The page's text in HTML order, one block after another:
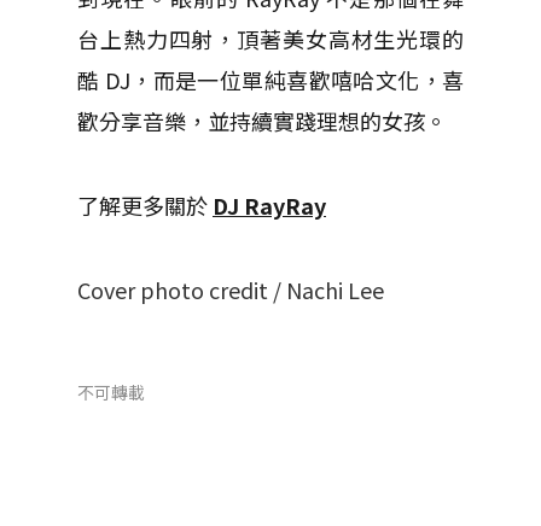
台上熱力四射，頂著美女高材生光環的
酷 DJ，而是一位單純喜歡嘻哈文化，喜
歡分享音樂，並持續實踐理想的女孩。
了解更多關於 DJ RayRay
Cover photo credit / Nachi Lee
不可轉載